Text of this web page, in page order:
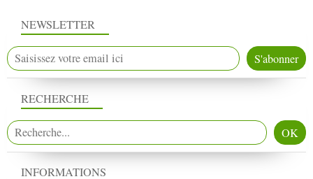
NEWSLETTER
RECHERCHE
INFORMATIONS